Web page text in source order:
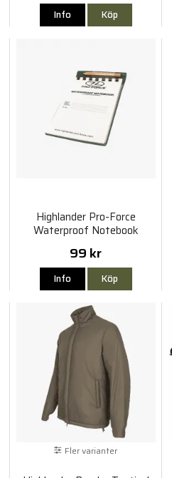
Info Köp
Highlander Pro-Force
Waterproof Notebook
15x10,5cm
99 kr
Info Köp
Fler varianter